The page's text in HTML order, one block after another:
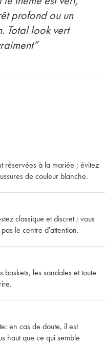
profond ou un
Total look vert
de couleur blanche.
classique et discret ; vous
le centre d'attention.
baskets, les sandales et toute
en cas de doute, il est
haut que ce qui semble